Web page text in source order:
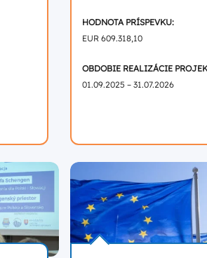
HODNOTA PRÍSPEVKU:
EUR 609.318,10
OBDOBIE REALIZÁCIE
01.09.2025 – 31.07.2026